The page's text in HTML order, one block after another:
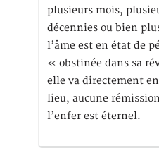
plusieurs mois,
décennies ou bien
l’âme est en état de
« obstinée dans sa
elle va directement
lieu, aucune
l’enfer est éternel.